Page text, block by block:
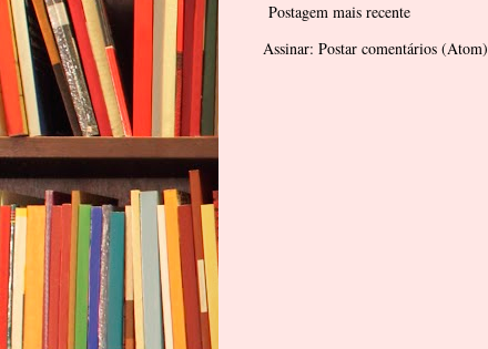
Postagem mais recente
Assinar: Postar comentários (Atom)